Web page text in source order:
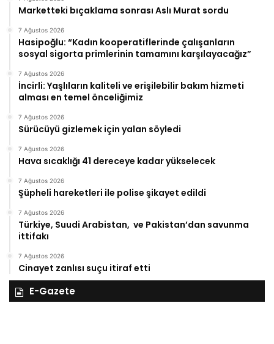
Marketteki bıçaklama sonrası Aslı Murat sordu
7 Ağustos 2026
Hasipoğlu: “Kadın kooperatiflerinde çalışanların
sosyal sigorta primlerinin tamamını karşılayacağız”
7 Ağustos 2026
İncirli: Yaşlıların kaliteli ve erişilebilir bakım hizmeti
alması en temel önceliğimiz
7 Ağustos 2026
Sürücüyü gizlemek için yalan söyledi
7 Ağustos 2026
Hava sıcaklığı 41 dereceye kadar yükselecek
7 Ağustos 2026
Şüpheli hareketleri ile polise şikayet edildi
7 Ağustos 2026
Türkiye, Suudi Arabistan, ve Pakistan’dan savunma
ittifakı
7 Ağustos 2026
Cinayet zanlısı suçu itiraf etti
E-Gazete